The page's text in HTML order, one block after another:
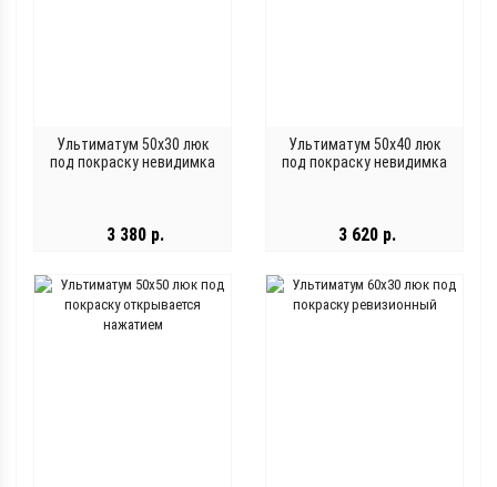
Ультиматум 50x30 люк
под покраску невидимка
3 380 р.
Ультиматум 50x40 люк
под покраску невидимка
3 620 р.